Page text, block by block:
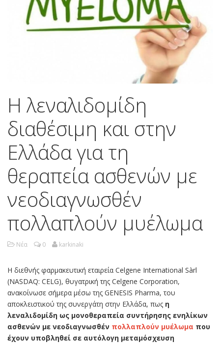
Η λεναλιδομίδη
διαθέσιμη και στην
Ελλάδα για τη
θεραπεία ασθενών με
νεοδιαγνωσθέν
πολλαπλoύν μυέλωμα
Νέα 0 karkinaki
Η διεθνής φαρμακευτική εταιρεία Celgene International Sàrl
(NASDAQ: CELG), θυγατρική της Celgene Corporation,
ανακοίνωσε σήμερα μέσω της GENESIS Pharma, του
αποκλειστικού της συνεργάτη στην Ελλάδα, πως η
λεναλιδομίδη ως μονοθεραπεία συντήρησης ενηλίκων
ασθενών με νεοδιαγνωσθέν πολλαπλούν μυέλωμα που
έχουν υποβληθεί σε αυτόλογη μεταμόσχευση